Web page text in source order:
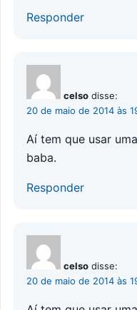
Responder
celso disse:
20 de maio de 2014 às
Aí tem que usar
baba.
Responder
celso disse:
20 de maio de 2014 às